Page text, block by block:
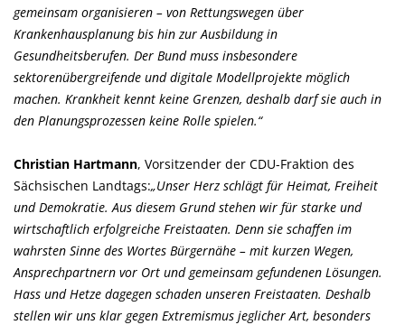
gemeinsam organisieren – von Rettungswegen über
Krankenhausplanung bis hin zur Ausbildung in
Gesundheitsberufen. Der Bund muss insbesondere
sektorenübergreifende und digitale Modellprojekte möglich
machen. Krankheit kennt keine Grenzen, deshalb darf sie auch in
den Planungsprozessen keine Rolle spielen.“
Christian Hartmann, Vorsitzender der CDU-Fraktion des
Sächsischen Landtags:Unser Herz schlägt für Heimat, Freiheit
und Demokratie. Aus diesem Grund stehen wir für starke und
wirtschaftlich erfolgreiche Freistaaten. Denn sie schaffen im
wahrsten Sinne des Wortes Bürgernähe – mit kurzen Wegen,
Ansprechpartnern vor Ort und gemeinsam gefundenen Lösungen.
Hass und Hetze dagegen schaden unseren Freistaaten. Deshalb
stellen wir uns klar gegen Extremismus jeglicher Art, besonders